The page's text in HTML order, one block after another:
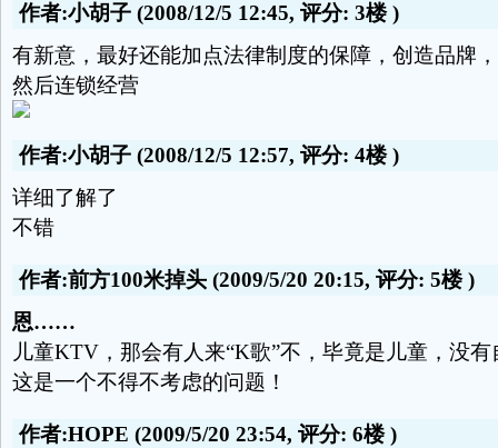
作者:小胡子 (2008/12/5 12:45, 评分: 3楼)
有新意，最好还能加点法律制度的保障，创造品牌
然后连锁经营
作者:小胡子 (2008/12/5 12:57, 评分: 4楼)
详细了解了
不错
作者:前方100米掉头 (2009/5/20 20:15, 评分: 5楼)
恩……
儿童KTV，那会有人来“K歌”不，毕竟是儿童，没
这是一个不得不考虑的问题！
作者:HOPE (2009/5/20 23:54, 评分: 6楼)